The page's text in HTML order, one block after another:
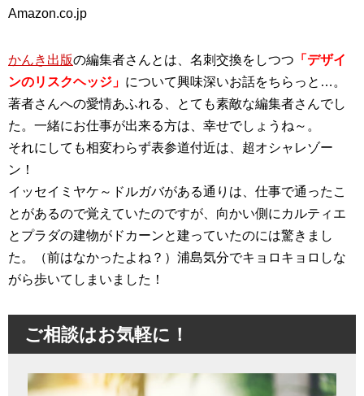
Amazon.co.jp
かんき出版の編集者さんとは、名刺交換をしつつ 「デザイ
ンのリスクヘッジ」 について興味深いお話をちらっと…。
著者さんへの愛情あふれる、とても素敵な編集者さんでし
た。一緒にお仕事が出来る方は、幸せでしょうね～。
それにしても相変わらず表参道付近は、超オシャレゾー
ン！
イッセイミヤケ～ドルガバがある通りは、仕事で通ったこ
とがあるので覚えていたのですが、向かい側にカルティエ
とプラダの建物がドカーンと建っていたのには驚きまし
た。（前はなかったよね？）浦島気分でキョロキョロしな
がら歩いてしまいました！
ご相談はお気軽に！